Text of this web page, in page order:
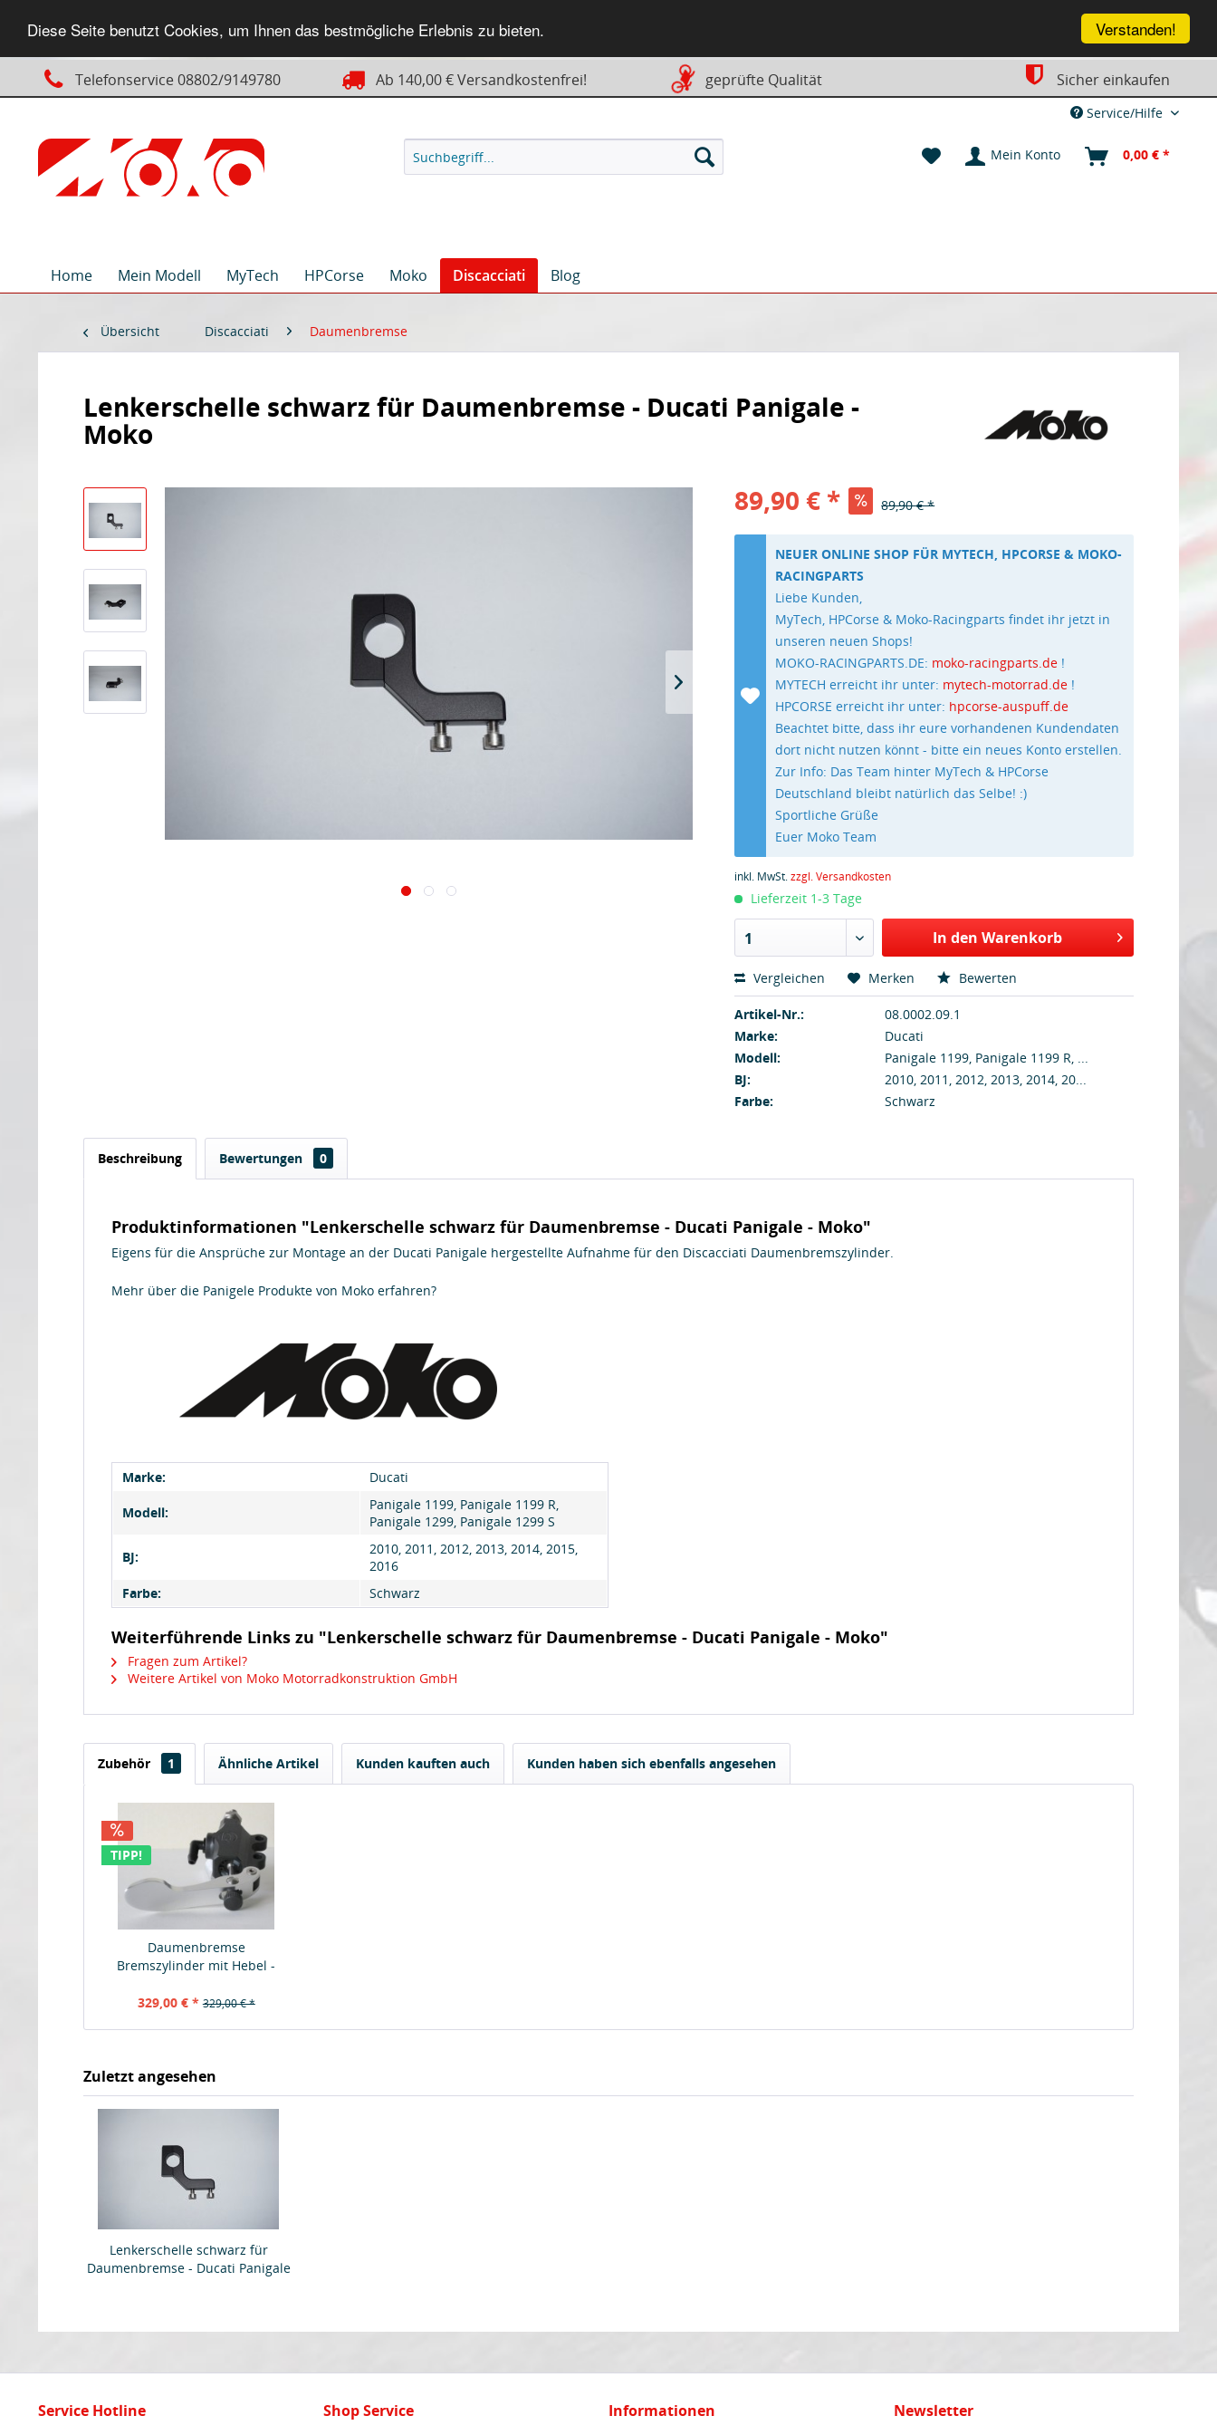
Verstanden!
Diese Seite benutzt Cookies, um Ihnen das bestmögliche Erlebnis zu bieten.
Telefonservice 08802/9149780 Ab 140,00 € Versandkostenfrei! geprüfte Qualität Sicher einkaufen
Service/Hilfe
Mein Konto 0,00 € *
Home Mein Modell MyTech HPCorse Moko Discacciati Blog
Übersicht Discacciati Daumenbremse
Lenkerschelle schwarz für Daumenbremse - Ducati Panigale -
Moko
89,90 € *
89,90 € *
NEUER ONLINE SHOP FÜR MYTECH, HPCORSE & MOKO-
RACINGPARTS
Liebe Kunden,
MyTech, HPCorse & Moko-Racingparts findet ihr jetzt in
unseren neuen Shops!
MOKO-RACINGPARTS.DE: moko-racingparts.de !
MYTECH erreicht ihr unter: mytech-motorrad.de !
HPCORSE erreicht ihr unter: hpcorse-auspuff.de
Beachtet bitte, dass ihr eure vorhandenen Kundendaten
dort nicht nutzen könnt - bitte ein neues Konto erstellen.
Zur Info: Das Team hinter MyTech & HPCorse
Deutschland bleibt natürlich das Selbe! :)
Sportliche Grüße
Euer Moko Team
inkl. MwSt.zzgl. Versandkosten
Lieferzeit 1-3 Tage
1 In den Warenkorb
Vergleichen Merken Bewerten
Artikel-Nr.:
08.0002.09.1
Marke:
Ducati
Modell:
Panigale 1199, Panigale 1199 R, ...
BJ:
2010, 2011, 2012, 2013, 2014, 20...
Farbe:
Schwarz
Beschreibung Bewertungen 0
Produktinformationen "Lenkerschelle schwarz für Daumenbremse - Ducati Panigale - Moko"
Eigens für die Ansprüche zur Montage an der Ducati Panigale hergestellte Aufnahme für den Discacciati Daumenbremszylinder.
Mehr über die Panigele Produkte von Moko erfahren?
Marke: Ducati
Modell:
Panigale 1199, Panigale 1199 R,
Panigale 1299, Panigale 1299 S
BJ:
2010, 2011, 2012, 2013, 2014, 2015,
2016
Farbe:
Schwarz
Weiterführende Links zu "Lenkerschelle schwarz für Daumenbremse - Ducati Panigale - Moko"
Fragen zum Artikel?
Weitere Artikel von Moko Motorradkonstruktion GmbH
Zubehör 1 Ähnliche Artikel Kunden kauften auch Kunden haben sich ebenfalls angesehen
TIPP!
Daumenbremse
Bremszylinder mit Hebel -
329,00 € * 329,00 € *
Zuletzt angesehen
Lenkerschelle schwarz für
Daumenbremse - Ducati Panigale
Service Hotline Shop Service Informationen Newsletter